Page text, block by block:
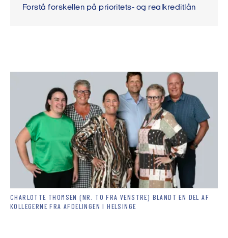
Forstå forskellen på prioritets- og realkreditlån
CHARLOTTE THOMSEN (NR. TO FRA VENSTRE) BLANDT EN DEL AF
KOLLEGERNE FRA AFDELINGEN I HELSINGE